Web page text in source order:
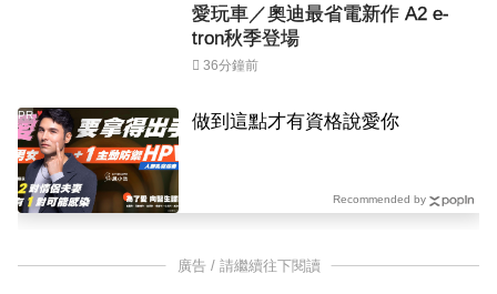
愛玩車／奧迪最省電新作 A2 e-
tron秋季登場
36分鐘前
做到這點才有資格說愛你
PR
Recommended by
廣告 / 請繼續往下閱讀